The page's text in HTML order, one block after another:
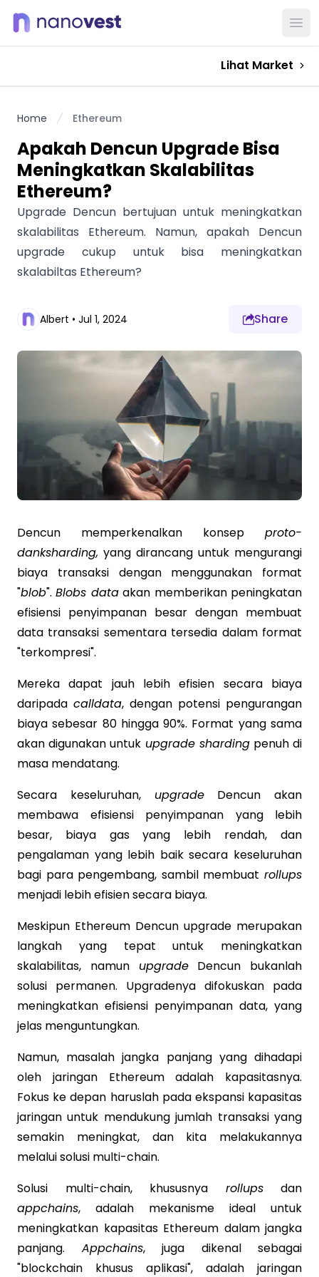
Lihat Market
Home Ethereum
Apakah Dencun Upgrade Bisa
Meningkatkan Skalabilitas
Ethereum?
Upgrade Dencun bertujuan untuk meningkatkan
skalabilitas Ethereum. Namun, apakah Dencun
upgrade cukup untuk bisa meningkatkan
skalabiltas Ethereum?
Albert • Jul 1, 2024 Share
Dencun memperkenalkan konsep proto-
danksharding, yang dirancang untuk mengurangi
biaya transaksi dengan menggunakan format
"blob".Blobs dataakan memberikan peningkatan
efisiensi penyimpanan besar dengan membuat
data transaksi sementara tersedia dalam format
"terkompresi".
Mereka dapat jauh lebih efisien secara biaya
daripada calldata, dengan potensi pengurangan
biaya sebesar 80 hingga 90%. Format yang sama
akan digunakan untuk upgrade shardingpenuh di
masa mendatang.
Secara keseluruhan, upgradeDencun akan
membawa efisiensi penyimpanan yang lebih
besar, biaya gas yang lebih rendah, dan
pengalaman yang lebih baik secara keseluruhan
bagi para pengembang, sambil membuat rollups
menjadi lebih efisien secara biaya.
Meskipun Ethereum Dencun upgrade merupakan
langkah yang tepat untuk meningkatkan
skalabilitas, namun upgradeDencun bukanlah
solusi permanen. Upgradenya difokuskan pada
meningkatkan efisiensi penyimpanan data, yang
jelas menguntungkan.
Namun, masalah jangka panjang yang dihadapi
oleh jaringan Ethereum adalah kapasitasnya.
Fokus ke depan haruslah pada ekspansi kapasitas
jaringan untuk mendukung jumlah transaksi yang
semakin meningkat, dan kita melakukannya
melalui solusi multi-chain.
Solusi multi-chain, khususnya rollupsdan
appchains, adalah mekanisme ideal untuk
meningkatkan kapasitas Ethereum dalam jangka
panjang. Appchains, juga dikenal sebagai
"blockchain khusus aplikasi", adalah jaringan